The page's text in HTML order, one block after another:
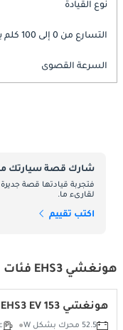
نوع القيادة
التسارع من 0 إلى 100 كلم بالساعة
السرعة القصوى
شارك قصة سيارتك
فتجربة قيادتها قصة
لقارىء ما.
اكتب تقييم
هونغشي EHS3 فئات أخرى
هونغشي EHS3 EV 153 حصان (FWD)
52.5 محرك بشكل W